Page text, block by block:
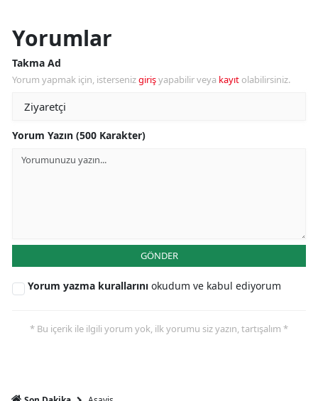
Yorumlar
Takma Ad
Yorum yapmak için, istersenizgirişyapabilir veya kayıt olabilirsiniz.
Yorum Yazın (500 Karakter)
GÖNDER
Yorum yazma kurallarını okudum ve kabul ediyorum
* Bu içerik ile ilgili yorum yok, ilk yorumu siz yazın, tartışalım *